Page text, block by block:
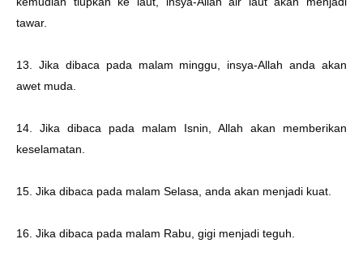
tawar.
13. Jika dibaca pada malam minggu, insya-Allah anda akan
awet muda.
14. Jika dibaca pada malam Isnin, Allah akan memberikan
keselamatan.
15. Jika dibaca pada malam Selasa, anda akan menjadi kuat.
16. Jika dibaca pada malam Rabu, gigi menjadi teguh.